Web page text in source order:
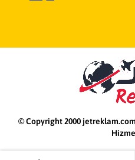
© Copyright 2000